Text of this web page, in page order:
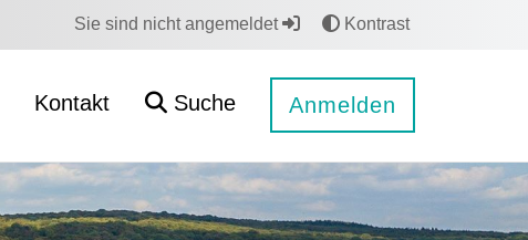
Sie sind nicht angemeldet Kontrast
Kontakt Suche Anmelden